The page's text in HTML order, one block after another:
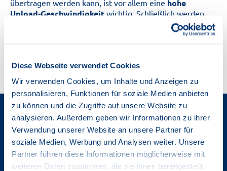
Diese Webseite verwendet Cookies
Wir verwenden Cookies, um Inhalte und Anzeigen zu
personalisieren, Funktionen für soziale Medien anbieten
zu können und die Zugriffe auf unsere Website zu
analysieren. Außerdem geben wir Informationen zu ihrer
Verwendung unserer Website an unsere Partner für
soziale Medien, Werbung und Analysen weiter. Unsere
Partner führen diese Informationen möglicherweise mit
weiteren Daten zusammen, die sie ihnen bereitgestellt
übertragen werden kann, ist vor allem eine hohe
Upload-Geschwindigkeit wichtig. Schließlich werden
die Videodaten direkt von Ihrem Anschluss ins Internet
Bandbreite für stabile Livestreams in hoher Qualität.
Das Beste aus der Streaming-Welt
ab
7,45 €/mtl.
zu allen Tarifen